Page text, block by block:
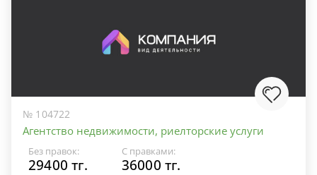
№ 104722
Агентство недвижимости, риелторские услуги
Без правок:
29400 тг.
С правками:
36000 тг.